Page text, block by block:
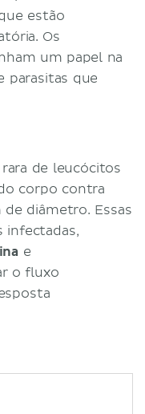
estão
Os
um papel na
parasitas que
de leucócitos
corpo contra
de diâmetro. Essas
infectadas,
e
o fluxo